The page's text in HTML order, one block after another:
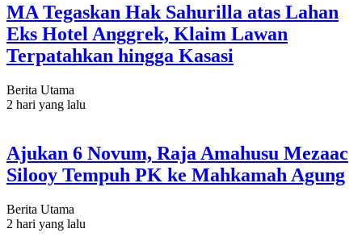
MA Tegaskan Hak Sahurilla atas Lahan
Eks Hotel Anggrek, Klaim Lawan
Terpatahkan hingga Kasasi
Berita Utama
2 hari yang lalu
Ajukan 6 Novum, Raja Amahusu Mezaac
Silooy Tempuh PK ke Mahkamah Agung
Berita Utama
2 hari yang lalu